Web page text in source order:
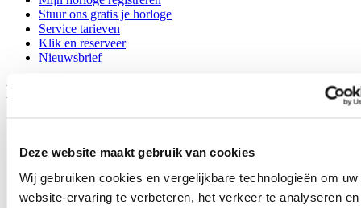
Deze website maakt gebruik van cookies
Wij gebruiken cookies en vergelijkbare technologieën om uw
website-ervaring te verbeteren, het verkeer te analyseren en
Stuur ons gratis je horloge
Service tarieven
Klik en reserveer
Nieuwsbrief
Legal
Cookie meldingen
Verkoopvoorwaarden
Herroeping van de overeenkomst